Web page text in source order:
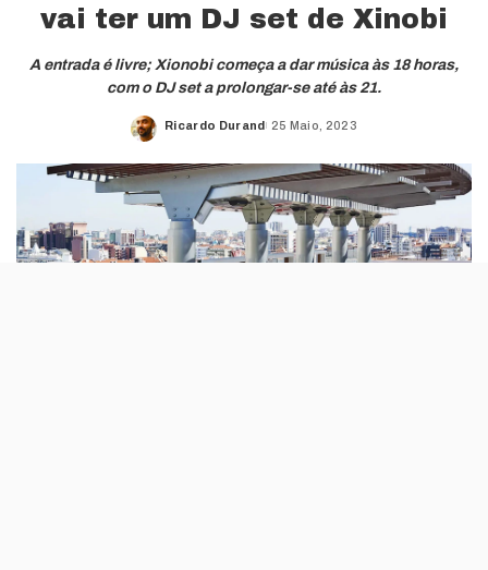
vai ter um DJ set de Xinobi
A entrada é livre; Xionobi começa a dar música às 18 horas,
com o DJ set a prolongar-se até às 21.
Posted
Ricardo Durand 25 Maio, 2023